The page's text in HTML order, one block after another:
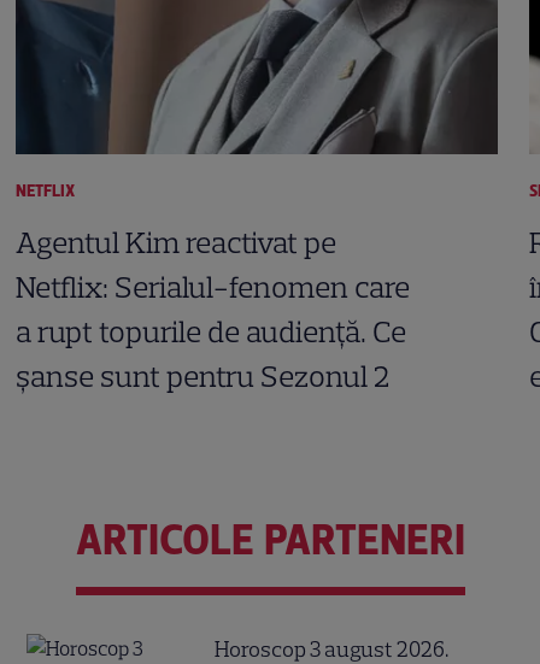
NETFLIX
Agentul Kim reactivat pe
Netflix: Serialul-fenomen care
a rupt topurile de audiență. Ce
șanse sunt pentru Sezonul 2
ARTICOLE PARTENERI
Horoscop 3 august 2026.